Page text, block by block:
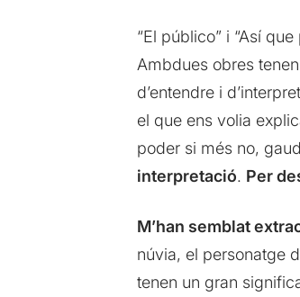
“El público” i “Así
Ambdues obres
d’entendre i
el que ens volia
poder si més no,
interpretació. Per
M’han semblat
núvia, el personatge
tenen un gran